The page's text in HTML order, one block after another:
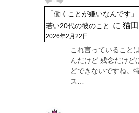
「働くことが嫌いなんです」
若い20代の彼のこと
に 猫田
2026年2月22日
これ言っていること
んだけど 残念だけど
どできないですね。
ス…